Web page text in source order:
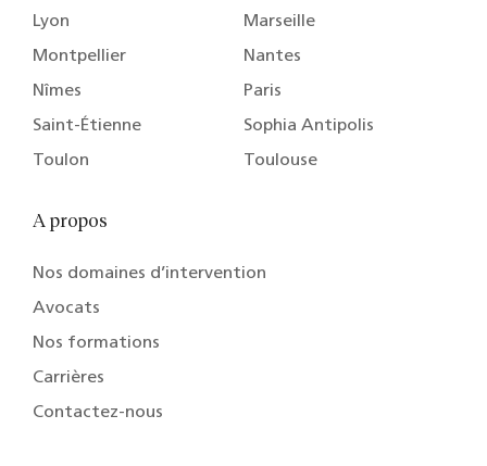
Lyon
Marseille
Montpellier
Nantes
Nîmes
Paris
Saint-Étienne
Sophia Antipolis
Toulon
Toulouse
A propos
Nos domaines d’intervention
Avocats
Nos formations
Carrières
Contactez-nous